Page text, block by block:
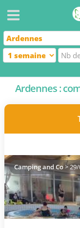
Ardennes :
Camping and Co> 29/